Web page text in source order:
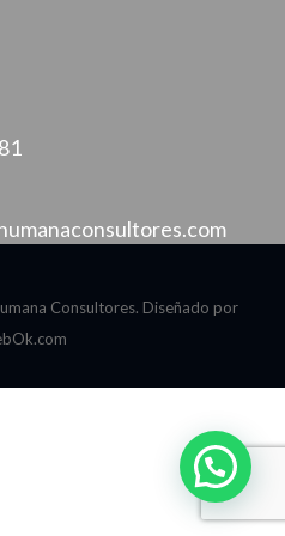
Consultores. Diseñado por